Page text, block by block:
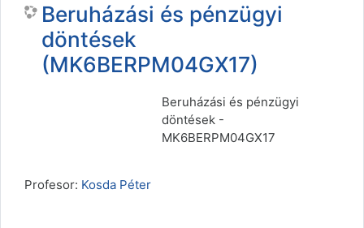
Beruházási és pénzügyi
döntések
(MK6BERPM04GX17)
Beruházási és pénzügyi
döntések -
MK6BERPM04GX17
Profesor: Kosda Péter